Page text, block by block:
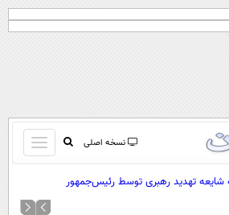
نسخه اصلی
باز
و
کردن
صفحه اول
شایعه تهدید رهبری توسط رئیس‌جمهور